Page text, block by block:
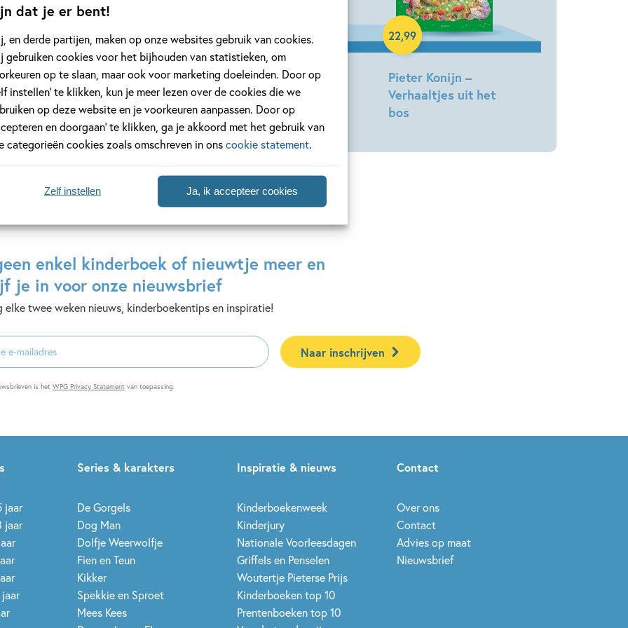
dat je er bent!
en derde partijen, maken op onze websites gebruik van cookies.
gebruiken cookies voor het bijhouden van statistieken, om
op te slaan, maar ook voor marketing doeleinden. Door op
instellen’ te klikken, kun je meer lezen over de cookies die we
op deze website en je voorkeuren aanpassen. Door op
en doorgaan’ te klikken, ga je akkoord met het gebruik van
categorieën cookies zoals omschreven in onscookie statement
Ja, ik accepteer cookies
Zelf instellen
De blauwe
maansteen
Tonke
Dragt
23 ,99
Zo vind je een yeti
Matt
Hunt
15,99
Pieter Konijn –
Verhaaltjes uit het
bos
Potter
22,99
Hardcover
enkel kinderboek of nieuwtje meer en
je in voor onze nieuwsbrief
elke twee weken nieuws, kinderboekentips en inspiratie!
Naar inschrijven
is het WPG Privacy Statement van toepassing.
jaar
jaar
Series & karakters
De Gorgels
Dog Man
Dolfje Weerwolfje
Fien en Teun
Kikker
Spekkie en Sproet
Mees Kees
Inspiratie & nieuws
Kinderboekenweek
Kinderjury
Nationale Voorleesdagen
Griffels en Penselen
Woutertje Pieterse Prijs
Kinderboeken top 10
Prentenboeken top 10
Contact
Over ons
Contact
Advies op maat
Nieuwsbrief